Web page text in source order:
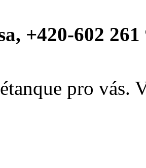
+420-602 261
pro vás.